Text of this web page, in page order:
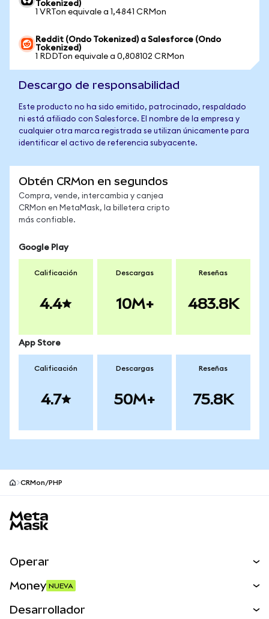
Tokenized)
1 VRTon equivale a 1,4841 CRMon
Reddit (Ondo Tokenized) a Salesforce (Ondo
Tokenized)
1 RDDTon equivale a 0,808102 CRMon
Descargo de responsabilidad
Este producto no ha sido emitido, patrocinado, respaldado
ni está afiliado con Salesforce. El nombre de la empresa y
cualquier otra marca registrada se utilizan únicamente para
identificar el activo de referencia subyacente.
Obtén CRMon en segundos
Compra, vende, intercambia y canjea
CRMon en MetaMask, la billetera cripto
más confiable.
Google Play
Calificación
4.4
Descargas
10M+
Reseñas
483.8K
App Store
Calificación
4.7
Descargas
50M+
Reseñas
75.8K
CRMon/PHP
Operar
Money NUEVA
Desarrollador